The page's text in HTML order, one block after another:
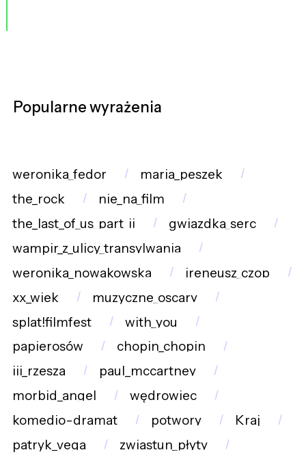
Popularne wyrażenia
weronika_fedor
maria_peszek
the_rock
nie_na_film
the_last_of_us_part_ii
gwiazdka_serc
wampir_z_ulicy_transylwania
weronika_nowakowska
ireneusz_czop
xx_wiek
muzyczne_oscary
splat!filmfest
with_you
papierosów
chopin_chopin
iii_rzesza
paul_mccartney
morbid_angel
wędrowiec
komedio-dramat
potwory
Kraj
patryk_vega
zwiastun_płyty